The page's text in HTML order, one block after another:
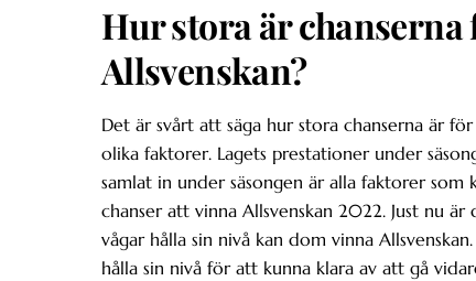
Hur stora är
Allsvenskan?
Det är svårt att säga hur stora chanserna är
olika faktorer. Lagets prestationer under
samlat in under säsongen är alla faktorer
chanser att vinna Allsvenskan 2022. Just nu
vågar hålla sin nivå kan dom vinna
hålla sin nivå för att kunna klara av att gå